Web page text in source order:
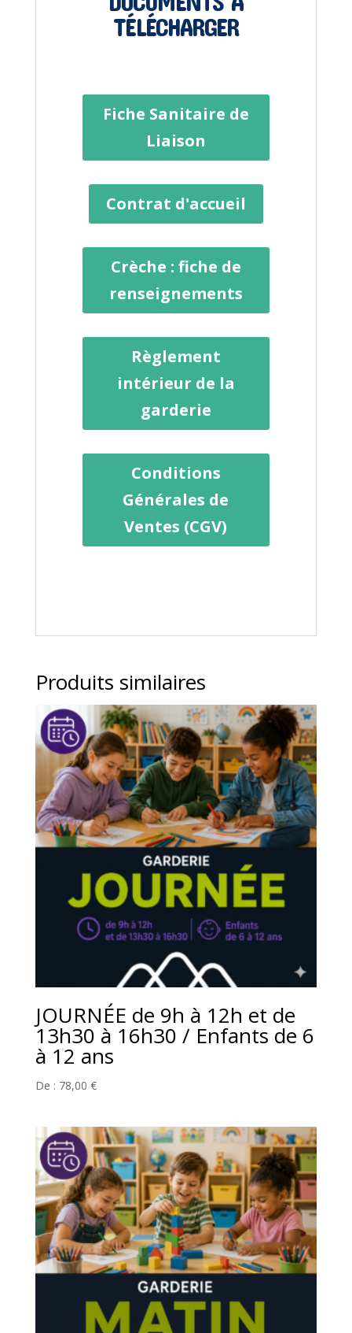
TÉLÉCHARGER
Fiche Sanitaire de
Liaison
Contrat d'accueil
Crèche : fiche de
renseignements
Règlement
intérieur de la
garderie
Conditions
Générales de
Ventes (CGV)
Produits similaires
JOURNÉE de 9h à 12h et de
13h30 à 16h30 / Enfants de 6
à 12 ans
De : 78,00 €